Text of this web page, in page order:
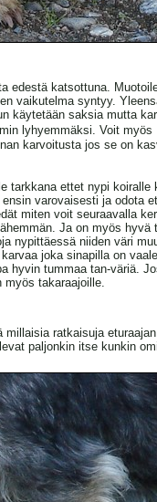
edestä katsottuna.
vaikutelma syntyy.
käytetään saksia mutta
lyhyemmäksi. Voit myös
karvoitusta jos se on
tarkkana ettet nypi koiralle
varovaisesti ja odota
miten voit seuraavalla
Ja on myös hyvä
nypittäessä niiden väri
joka sinapilla on
hyvin tummaa tan-väriä.
takaraajoille.
ratkaisuja
paljonkin itse kunkin